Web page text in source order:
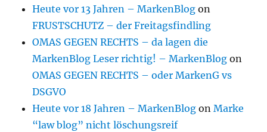
Heute vor 13 Jahren – MarkenBlog on
FRUSTSCHUTZ – der Freitagsfindling
OMAS GEGEN RECHTS – da lagen die
MarkenBlog Leser richtig! – MarkenBlog on
OMAS GEGEN RECHTS – oder MarkenG vs
DSGVO
Heute vor 18 Jahren – MarkenBlog onMarke
“law blog” nicht löschungsreif